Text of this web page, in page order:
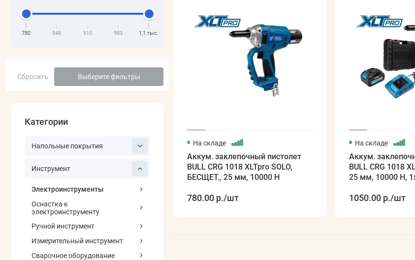
780 848 915 983 1,1 тыс.
Сбросить Выберите фильтры
Категории
Напольные покрытия
Инструмент
Электроинструменты
Оснастка к
электроинструменту
Ручной инструмент
Измерительный инструмент
Сварочное оборудование
На складе
Аккум. заклепочный пистолет
BULL CRG 1018 XLTpro SOLO,
БЕСЩЕТ., 25 мм, 10000 Н
780.00 р./шт
На складе
Аккум.
BULL CRG 1018
25 мм, 10000 Н,
1050.00 р./шт